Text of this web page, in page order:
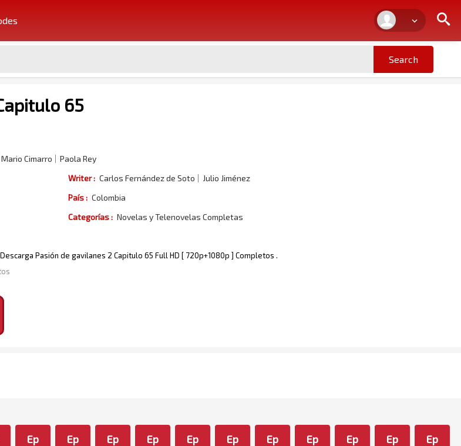
65
Mario Cimarro
Paola Rey
Writer : Carlos Fernández de Soto
Julio Jiménez
País : Colombia
Categorías : Novelas y Telenovelas Completas
Pasión de gavilanes 2 Capitulo 65 Full HD [ 720p+1080p ] Completos .
Ep Ep Ep Ep Ep Ep Ep Ep Ep Ep Ep